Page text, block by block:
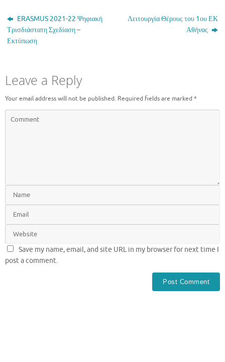
ERASMUS 2021-22 Ψηφιακή
Τρισδιάστατη Σχεδίαση –
Εκτύπωση
Λειτουργία Θέρους του 1ου ΕΚ
Αθήνας
Leave a Reply
Your email address will not be published. Required fields are marked *
Save my name, email, and site URL in my browser for next time I
post a comment.